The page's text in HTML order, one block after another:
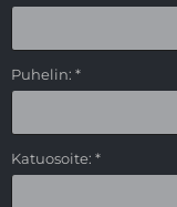
Puhelin: *
Katuosoite: *